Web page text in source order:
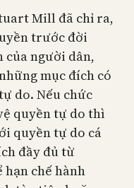
Mill đã chỉ ra,
trước đời
của người dân,
mục đích có
do. Nếu chức
quyền tự do thì
quyền tự do cá
đầy đủ từ
chế hành